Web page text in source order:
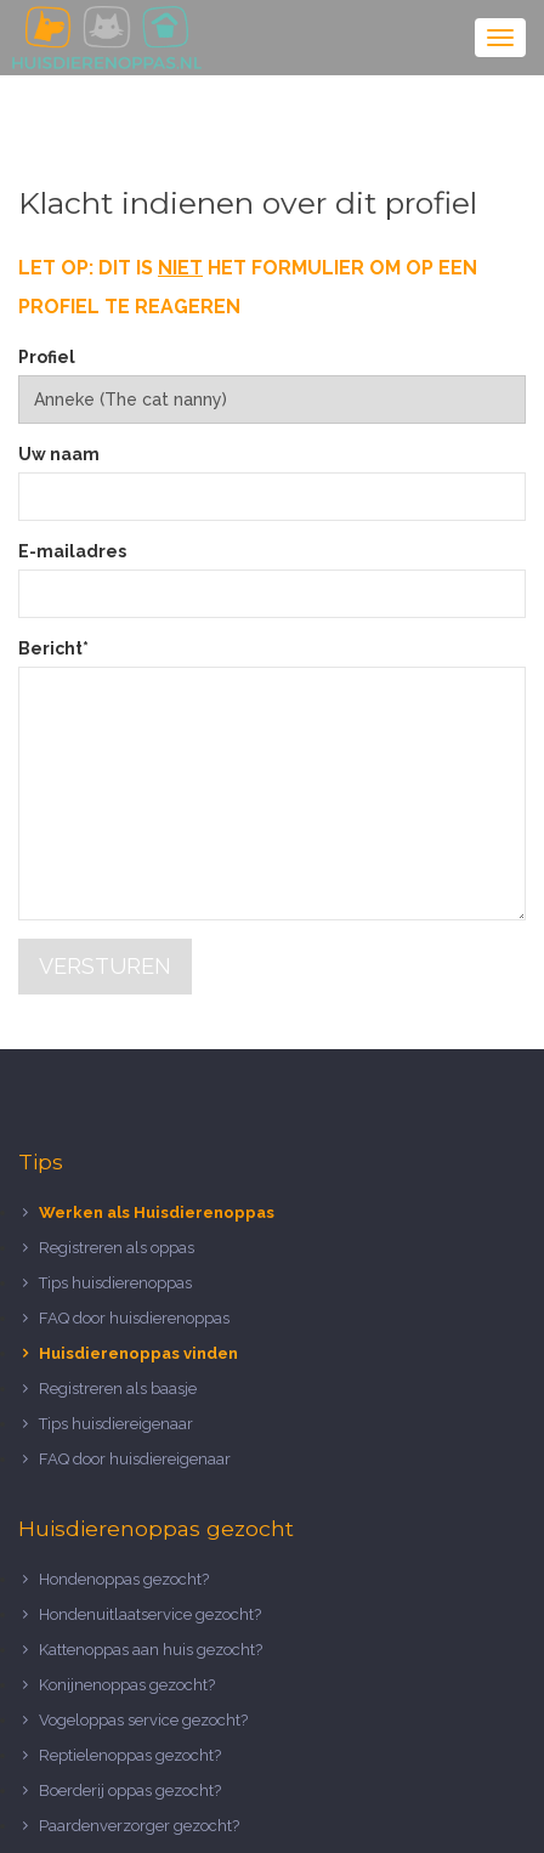
Klacht indienen over dit profiel
LET OP: DIT IS NIET HET FORMULIER OM OP EEN
PROFIEL TE REAGEREN
Profiel
Uw naam
E-mailadres
Bericht*
VERSTUREN
Tips
Werken als Huisdierenoppas
Registreren als oppas
Tips huisdierenoppas
FAQ door huisdierenoppas
Huisdierenoppas vinden
Registreren als baasje
Tips huisdiereigenaar
FAQ door huisdiereigenaar
Huisdierenoppas gezocht
Hondenoppas gezocht?
Hondenuitlaatservice gezocht?
Kattenoppas aan huis gezocht?
Konijnenoppas gezocht?
Vogeloppas service gezocht?
Reptielenoppas gezocht?
Boerderij oppas gezocht?
Paardenverzorger gezocht?